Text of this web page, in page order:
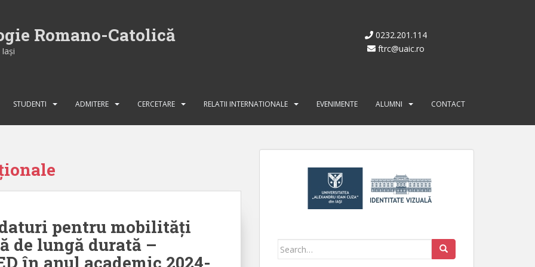
Romano-Catolică
0232.201.114
ftrc@uaic.ro
STUDENTI ADMITERE CERCETARE RELATII INTERNATIONALE EVENIMENTE ALUMNI CONTACT
pentru mobilităţi
de lungă durată –
în anul academic 2024-
Search for: